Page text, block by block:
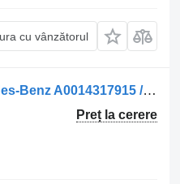
cu vânzătorul
Filtru uscător Uscător de aer pentru camion WABCO pentru Mercedes-Benz A0014317915 / A0014319215 / A0034316106
Preț la cerere